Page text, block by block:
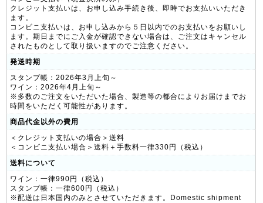
クレジット支払いは、お申し込み手続き後、即時でお支払いいただき
ます。
コンビニ支払いは、お申し込みから５日以内でのお支払いをお願いし
ます。期日までにご入金が確認できない場合は、ご注文はキャンセル
されたものとして取り扱いますのでご注意ください。
発送時期
スタンプ帳：2026年3月上旬～
ワイン：2026年4月上旬～
※多数のご注文をいただいた場合、製造等の都合によりお届けまでお
時間をいただく可能性があります。
商品代金以外の費用
＜クレジット支払いの場合＞送料
＜コンビニ支払い場合＞送料＋手数料一律330円（税込）
送料について
ワイン：一律990円（税込）
スタンプ帳：一律600円（税込）
※配送は日本国内のみとさせていただきます。Domestic shipment